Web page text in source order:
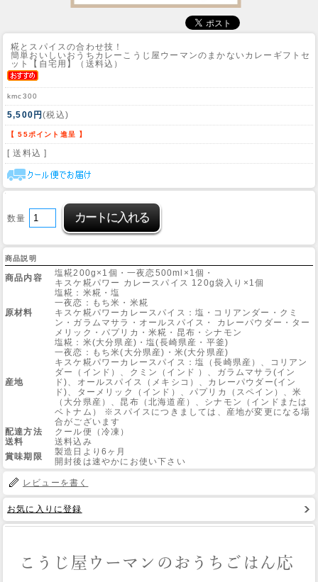
Site
糀とスパイスの合わせ技！
簡単おいしいおうちカレー こうじ屋ウーマンのまかないカレーギフトセ
ット【自宅用】（送料込）
kmc300
5,500円(税込)
【 55ポイント進呈 】
[ 送料込 ]
数量
商品説明
商品内容
塩糀200g×1個・一夜恋500ml×1個・
キスケ糀パワー カレースパイス 120g袋入り×1個
原材料
塩糀：米糀・塩
一夜恋：もち米・米糀
キスケ糀パワーカレースパイス：塩・コリアンダー・クミ
ン・ガラムマサラ・オールスパイス・ カレーパウダー・ター
メリック・パプリカ・米糀・昆布・シナモン
産地
塩糀：米(大分県産)・塩(長崎県産・平釜)
一夜恋：もち米(大分県産)・米(大分県産)
キスケ糀パワーカレースパイス：塩（長崎県産）、コリアン
ダー（インド）、クミン（インド ）、ガラムマサラ(イン
ド)、オールスパイス（メキシコ）、カレーパウダー(イン
ド)、ターメリック（インド）、パプリカ（スペイン）、米
（大分県産）、昆布（北海道産）、シナモン（インドまたは
ベトナム） ※スパイスにつきましては、産地が変更になる場
合がございます
配達方法
クール便（冷凍）
送料
送料込み
賞味期限
製造日より6ヶ月
開封後は速やかにお使い下さい
レビューを書く
お気に入りに登録
こうじ屋ウーマンのおうちごはん応